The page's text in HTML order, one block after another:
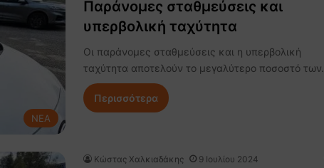
NEA
Παράνομες σταθμεύσεις και
υπερβολική ταχύτητα
Οι παράνομες σταθμεύσεις και η υπερβολική
ταχύτητα αποτελούν το μεγαλύτερο ποσοστό
Περισσότερα
Κώστας Χαλκιαδάκης 9 Ιουλίου 2024